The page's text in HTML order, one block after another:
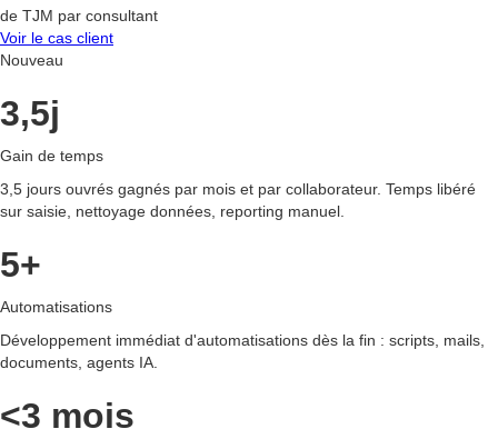
de TJM par consultant
Voir le cas client
Nouveau
3,5j
Gain de temps
3,5 jours ouvrés gagnés par mois et par collaborateur. Temps libéré
sur saisie, nettoyage données, reporting manuel.
5+
Automatisations
Développement immédiat d'automatisations dès la fin : scripts, mails,
documents, agents IA.
<3 mois